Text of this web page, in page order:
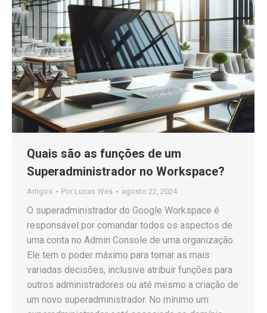
Quais são as funções de um
Superadministrador no Workspace?
Artigos Por Lucas Wes agosto 22, 2024
O superadministrador do Google Workspace é
responsável por comandar todos os aspectos de
uma conta no Admin Console de uma organização.
Ele tem o poder máximo para tomar as mais
variadas decisões, inclusive atribuir funções para
outros administradores ou até mesmo a criação de
um novo superadministrador. No mínimo um